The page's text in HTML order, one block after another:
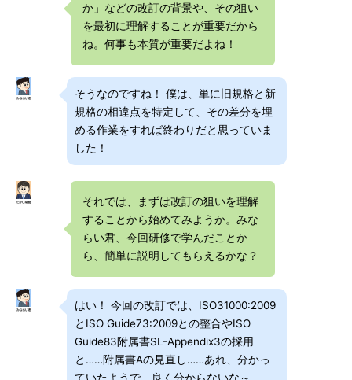
か」などの改訂の背景や、その狙い
を最初に理解することが重要だから
ね。何事も本質が重要だよね！
そうなのですね！ 僕は、単に旧規格と新
規格の相違点を特定して、その差分を埋
める作業をすれば終わりだと思っていま
した！
それでは、まずは改訂の狙いを理解
することから始めてみようか。みな
らい君、今回研修で学んだことか
ら、簡単に説明してもらえるかな？
はい！ 今回の改訂では、ISO31000:2009
とISO Guide73:2009との整合やISO
Guide83附属書SL-Appendix3の採用
と……附属書Aの見直し……あれ、分かっ